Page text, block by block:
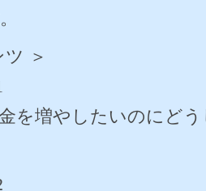
＞
金を増やしたいのにど